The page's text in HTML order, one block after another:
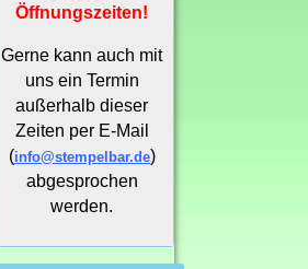
Öffnungszeiten!
Gerne kann auch mit
uns ein Termin
außerhalb dieser
Zeiten per E-Mail
(info@stempelbar.de)
abgesprochen
werden.